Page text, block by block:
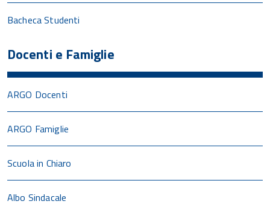
Bacheca Studenti
Docenti e Famiglie
ARGO Docenti
ARGO Famiglie
Scuola in Chiaro
Albo Sindacale